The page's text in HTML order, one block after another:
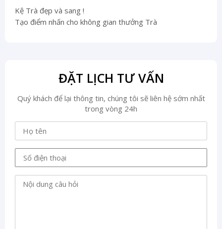
Kệ Trà đẹp và sang !
Tạo điểm nhấn cho không gian thưởng Trà
ĐẶT LỊCH TƯ VẤN
Quý khách để lại thông tin, chúng tôi sẽ liên hệ sớm nhất
trong vòng 24h